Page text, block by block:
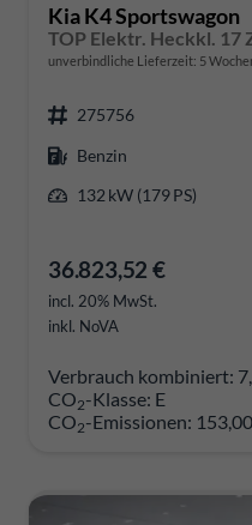
Kia K4 Sportswagon
unverbindliche Lieferzeit: 5
275756
Benzin
132 kW (179 PS)
36.823,52 €
incl. 20% MwSt.
inkl. NoVA
Verbrauch kombiniert:
CO2-Klasse: E
CO2-Emissionen: